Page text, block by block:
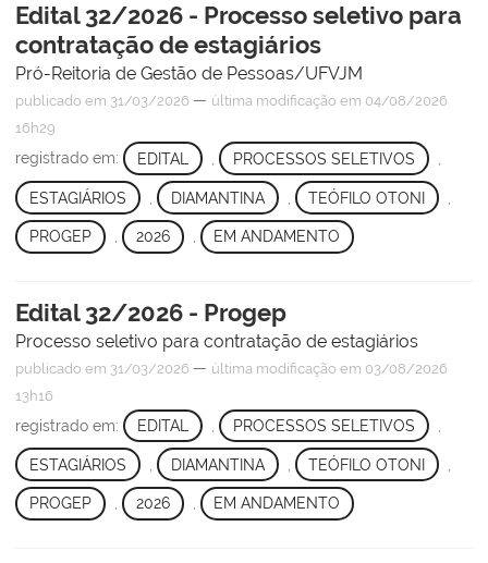
Edital 32/2026 - Processo seletivo para
contratação de estagiários
Pró-Reitoria de Gestão de Pessoas/UFVJM
publicado em 31/03/2026 — última modificação em 04/08/2026
16h29
registrado em: EDITAL PROCESSOS SELETIVOS
ESTAGIÁRIOS DIAMANTINA TEÓFILO OTONI
PROGEP , 2026 , EM ANDAMENTO
Edital 32/2026 - Progep
Processo seletivo para contratação de estagiários
publicado em 31/03/2026 — última modificação em 03/08/2026
13h16
registrado em: EDITAL PROCESSOS SELETIVOS
ESTAGIÁRIOS DIAMANTINA TEÓFILO OTONI
PROGEP , 2026 , EM ANDAMENTO